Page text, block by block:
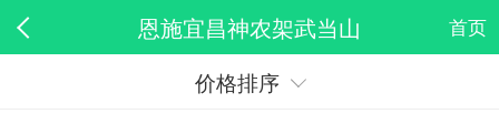
恩施宜昌神农架武当山 首页
价格排序